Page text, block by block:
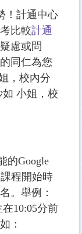
！計通中心
比較計通
慮或問
同仁為您
，校內分
如 小姐，校
的Google
程開始時
。舉例：
10:05分前
：